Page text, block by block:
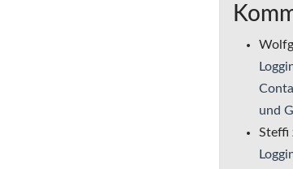
und
Steffi